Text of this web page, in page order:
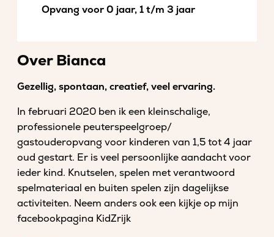
Opvang voor 0 jaar, 1 t/m 3 jaar
Over Bianca
Gezellig, spontaan, creatief, veel ervaring.
In februari 2020 ben ik een kleinschalige,
professionele peuterspeelgroep/
gastouderopvang voor kinderen van 1,5 tot 4 jaar
oud gestart. Er is veel persoonlijke aandacht voor
ieder kind. Knutselen, spelen met verantwoord
spelmateriaal en buiten spelen zijn dagelijkse
activiteiten. Neem anders ook een kijkje op mijn
facebookpagina KidZrijk